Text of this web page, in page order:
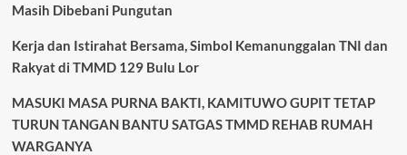
Masih Dibebani Pungutan
Kerja dan Istirahat Bersama, Simbol Kemanunggalan TNI dan
Rakyat di TMMD 129 Bulu Lor
MASUKI MASA PURNA BAKTI, KAMITUWO GUPIT TETAP
TURUN TANGAN BANTU SATGAS TMMD REHAB RUMAH
WARGANYA